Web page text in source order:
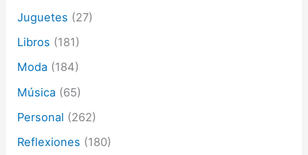
Juguetes (27)
Libros (181)
Moda (184)
Música (65)
Personal (262)
Reflexiones (180)